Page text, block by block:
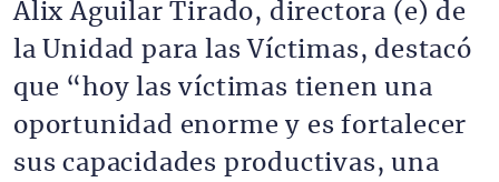
Alix Aguilar Tirado, directora (e) de
la Unidad para las Víctimas, destacó
que “hoy las víctimas tienen una
oportunidad enorme y es fortalecer
sus capacidades productivas, una